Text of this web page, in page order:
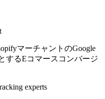
マーチャントのGoogle
するEコマースコンバージ
experts